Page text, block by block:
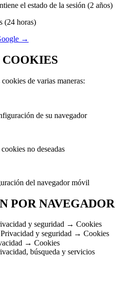
el estado de la sesión (2 años)
(24 horas)
→
COOKIES
de varias maneras:
de su navegador
no deseadas
del navegador móvil
POR NAVEGADOR
y seguridad → Cookies
y seguridad → Cookies
→ Cookies
búsqueda y servicios